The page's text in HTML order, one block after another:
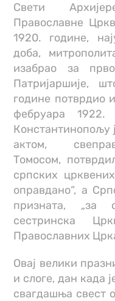
Свети
Православне
1920. године,
доба,
изабрао за
Патријаршије,
године потврдио
фебруара 1922.
Константинопољу
актом,
Томосом,
српских
оправдано“, а
призната, „за
сестринска
Православних
Овај велики
и слоге, дан када
свагдашња свест